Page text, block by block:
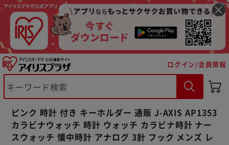
ログイン/会員情報
ピンク 時計 付き キーホルダー 通販 J-AXIS AP1353
カラビナウォッチ 時計 ウォッチ カラビナ時計 ナー
スウォッチ 懐中時計 アナログ 3針 フック メンズ レ
※ご確認ください
カートに入れる 購入手続きへ